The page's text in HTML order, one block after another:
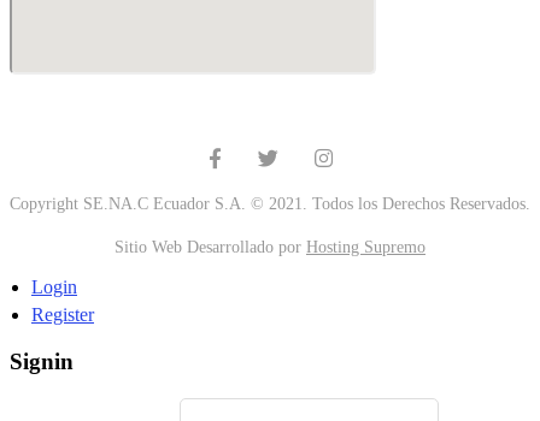
Copyright SE.NA.C Ecuador S.A. © 2021. Todos los Derechos Reservados.
Sitio Web Desarrollado por Hosting Supremo
Login
Register
Signin